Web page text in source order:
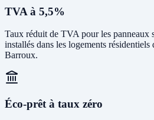
TVA à 5,5%
Taux réduit de TVA pour les panneaux
installés dans les logements résidentiels
Barroux.
Éco-prêt à taux zéro